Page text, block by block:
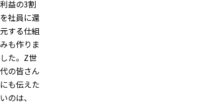
利益の3割
を社員に還
元する仕組
みも作りま
した。Z世
代の皆さん
にも伝えた
いのは、